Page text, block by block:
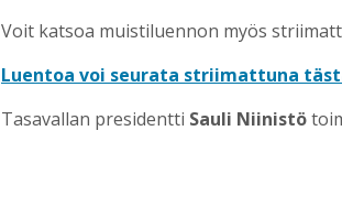
Voit katsoa muistiluennon myös
Luentoa voi seurata striimattuna
Tasavallan presidentti Sauli Niinistö